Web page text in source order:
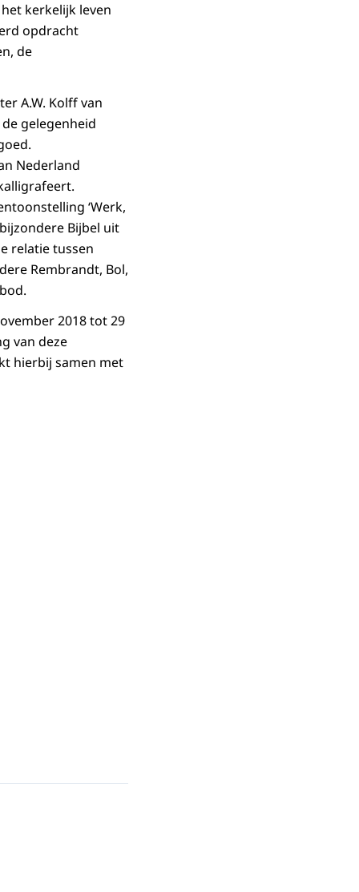
kerkelijk leven
opdracht
de
A.W. Kolff van
gelegenheid
Nederland
‘Werk,
Bijbel uit
relatie tussen
Rembrandt, Bol,
2018 tot 29
van deze
hierbij samen met